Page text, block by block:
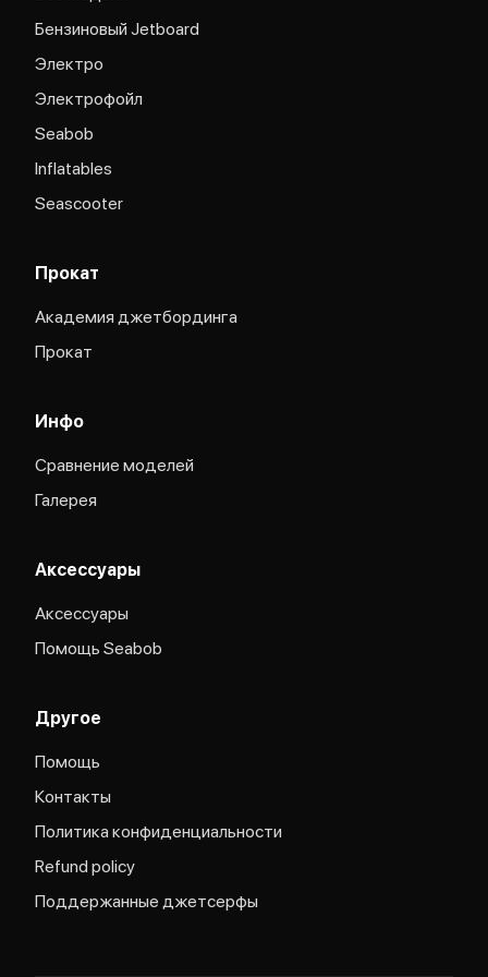
Бензиновый Jetboard
Электро
Электрофойл
Seabob
Inflatables
Seascooter
Прокат
Академия джетбординга
Прокат
Инфо
Сравнение моделей
Галерея
Аксессуары
Аксессуары
Помощь Seabob
Другое
Помощь
Контакты
Политика конфиденциальности
Refund policy
Поддержанные джетсерфы